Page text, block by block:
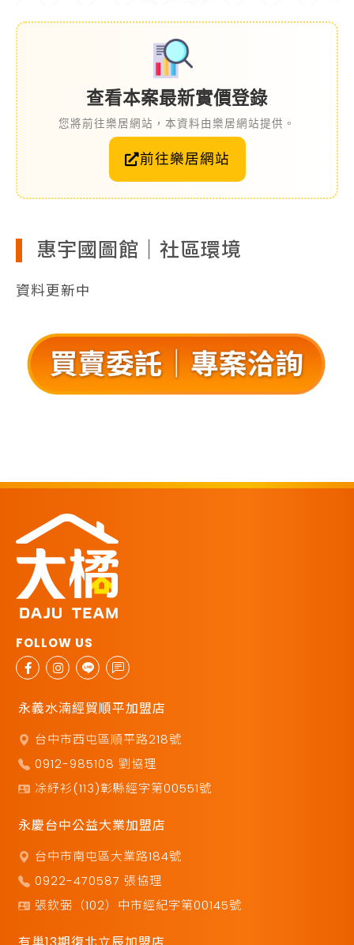
查看本案最新實價登錄
您將前往樂居網站，本資料由樂居網站提供。
前往樂居網站
惠宇國圖館｜社區環境
資料更新中
永義水湳經貿順平加盟店
台中市西屯區順平路218號
0912-985108 劉協理
凃紓衫(113)彰縣經字第00551號
永慶台中公益大業加盟店
台中市南屯區大業路184號
0922-470587 張協理
張欽弼（102）中市經紀字第00145號